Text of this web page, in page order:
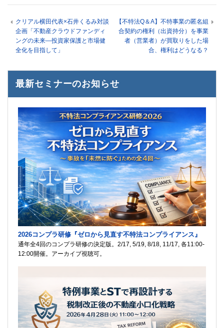
クリアル横田代表×石井くるみ対談
企画「不動産クラウドファンディ
ングの未来—投資家保護と市場健
全化を目指して」
【不特法Q＆A】不特事業の匿名組
合契約の権利（出資持分）を事業
者（営業者）が買取りをした場
合、権利はどうなる？
最新セミナーのお知らせ
2026コンプラ研修『ゼロから見直す不特法コンプライアンス』
通年全4回のコンプラ研修の決定版。2/17, 5/19, 8/18, 11/17, 各11:00-
12:00開催。アーカイブ視聴可。